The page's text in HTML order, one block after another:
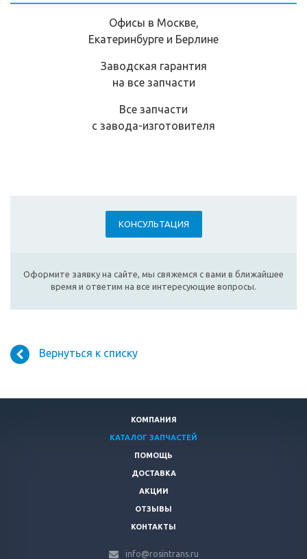
Офисы в Москве,
Екатеринбурге и Берлине
Заводская гарантия
на все запчасти
Все запчасти
с завода-изготовителя
КОНСУЛЬТАЦИЯ
Оформите заявку на сайте, мы свяжемся с вами в ближайшее
время и ответим на все интересующие вопросы.
Вернуться к списку
КОМПАНИЯ
КАТАЛОГ ЗАПЧАСТЕЙ
ПОМОЩЬ
ДОСТАВКА
АКЦИИ
ОТЗЫВЫ
КОНТАКТЫ
info@rosintrans.ru